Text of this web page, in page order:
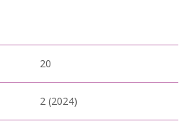
20
2 (2024)